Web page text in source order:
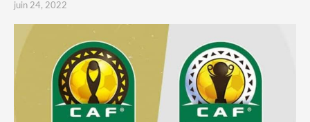
juin 24, 2022